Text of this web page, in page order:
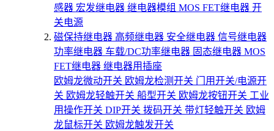
感器 宏发继电器 继电器模组 MOS FET继电器 开
关电源
磁保持继电器 高频继电器 安全继电器 信号继电器
功率继电器 车载/DC功率继电器 固态继电器 MOS
FET继电器 继电器用插座
欧姆龙微动开关 欧姆龙检测开关 门用开关/电源开
关 欧姆龙轻触开关 船型开关 欧姆龙按钮开关 工业
用操作开关 DIP开关 拨码开关 带灯轻触开关 欧姆
龙鼠标开关 欧姆龙触发开关